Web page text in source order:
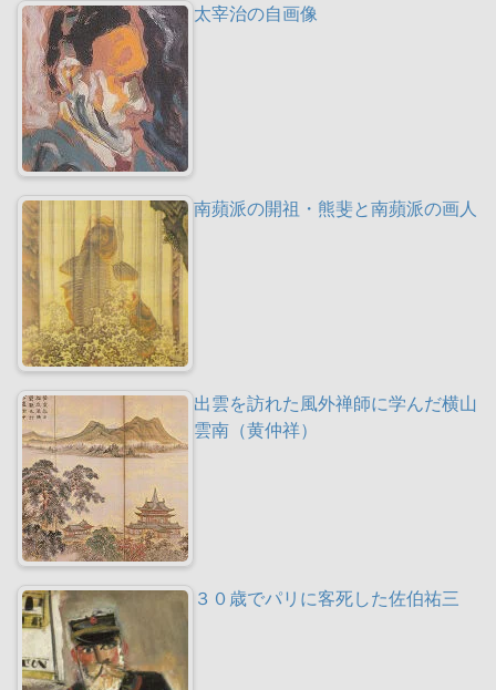
太宰治の自画像
南蘋派の開祖・熊斐と南蘋派の画人
出雲を訪れた風外禅師に学んだ横山
雲南（黄仲祥）
３０歳でパリに客死した佐伯祐三